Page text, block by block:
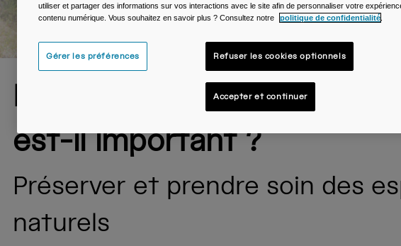
Pourquoi ramasser les
est-il important ?
Préserver et prendre soin des
naturels
utiliser et partager des informations sur vos interactions avec le site afin de personnaliser votre
contenu numérique. Vous souhaitez en savoir plus ? Consultez notre
politique de confidentialité
Gérer les préférences Refuser les cookies optionnels
Accepter et continuer